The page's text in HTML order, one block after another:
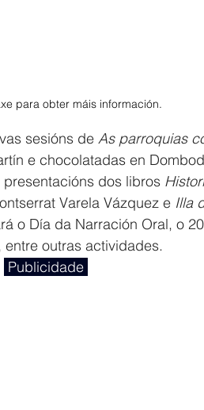
para obter máis información.
sesións de As parroquias
e chocolatadas en
dos libros
Varela Vázquez e Illa
o Día da Narración Oral, o
outras actividades.
Publicidade